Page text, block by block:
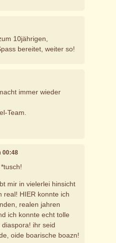
10jährigen,
bereitet, weiter so!
immer wieder
Team.
00:48
mir in vielerlei hinsicht
real! HIER konnte ich
realen jahren
ich konnte echt tolle
ihr seid
oide boarische boazn!